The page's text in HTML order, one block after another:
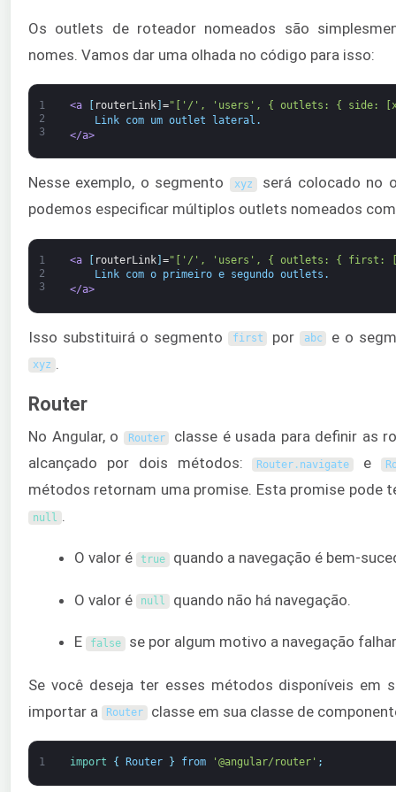
Os outlets de roteador nomeados são
nomes. Vamos dar uma olhada no código para isso:
1
2
3
<a routerLink] ="['/', 'users', { outlets: { side:
Link com um outlet lateral.
</a>
Nesse exemplo, o segmento xyz será colocado no
podemos especificar múltiplos outlets nomeados
1
2
3
<a [ routerLink] ="['/', 'users', { outlets: { first:
Link com o primeiro e segundo outlets.
</a>
Isso substituirá o segmento first por abc e o
xyz .
Router
No Angular, o Router
classe é usada para definir as
alcançado por dois métodos: Router . navigate e
métodos retornam uma promise. Esta promise pode
null .
O valor é true quando a navegação é bem-
O valor é null quando não há navegação.
E false se por algum motivo a navegação
Se você deseja ter esses métodos disponíveis em
importar a
Router classe em sua classe de
1 import { Router } from '@angular/router' ;